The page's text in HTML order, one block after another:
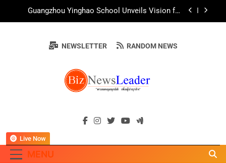
AirAsia X SEE FAH พันธมิตรทางธุรกิจยาวนานกว่า
ทางวิชาการและการตลาดเชิงรุก แนะเคล็ดลับปรับ
ธุรกิจท่องเที่ยวไทย “ขายได้ ขายดี ขายนาน”
สืบสานพุทธศาสนา สร้างสังคมปลอดเหล้า ภายใต้
แนวคิด “90 วัน เก็บแต้มสุขภาพดี สิ่งดีๆ จะเกิดขึ้น”
Guangzhou Yinghao School Unveils Vision for
Future-Ready Education
“ข้าวหน้าไก่ราชวงศ์” พุ่งทะยานสู่น่านฟ้า
ททท. ร่วมมือกับ จุฬาลงกรณ์มหาวิทยาลัย จัดสัมมนา
ทางวิชาการและการตลาดเชิงรุก แนะเคล็ดลับปรับ
ธุรกิจท่องเที่ยวไทย “ขายได้ ขายดี ขายนาน”
BIZNEWSLEADER
"ครอบคลุมทุกมิติ เพื่อ…ผู้นำธุรกิจ"
NEWSLETTER RANDOM NEWS
MENU
Live Now